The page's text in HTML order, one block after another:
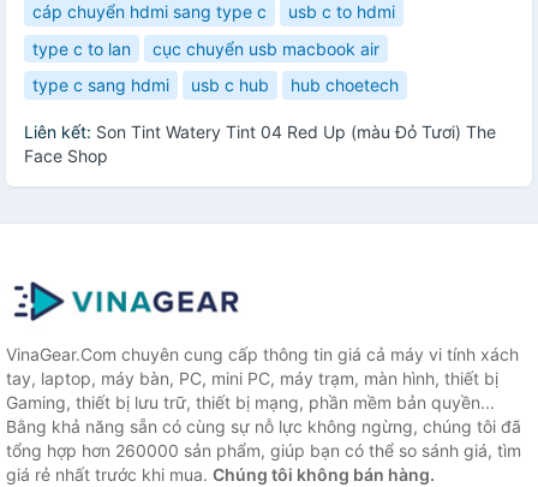
cáp chuyển hdmi sang type c
usb c to hdmi
type c to lan
cục chuyển usb macbook air
type c sang hdmi
usb c hub hub choetech
Liên kết: Son Tint Watery Tint 04 Red Up (màu Đỏ Tươi) The
Face Shop
VinaGear.Com chuyên cung cấp thông tin giá cả máy vi tính xách
tay, laptop, máy bàn, PC, mini PC, máy trạm, màn hình, thiết bị
Gaming, thiết bị lưu trữ, thiết bị mạng, phần mềm bản quyền...
Bằng khả năng sẵn có cùng sự nỗ lực không ngừng, chúng tôi đã
tổng hợp hơn 260000 sản phẩm, giúp bạn có thể so sánh giá, tìm
giá rẻ nhất trước khi mua. Chúng tôi không bán hàng.